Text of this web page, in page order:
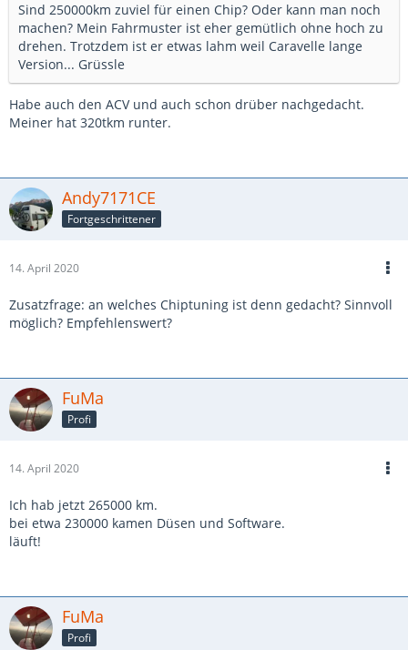
Sind 250000km zuviel für einen Chip? Oder kann man noch
machen? Mein Fahrmuster ist eher gemütlich ohne hoch zu
drehen. Trotzdem ist er etwas lahm weil Caravelle lange
Version... Grüssle
Habe auch den ACV und auch schon drüber nachgedacht.
Meiner hat 320tkm runter.
Andy7171CE
Fortgeschrittener
14. April 2020
Zusatzfrage: an welches Chiptuning ist denn gedacht? Sinnvoll
möglich? Empfehlenswert?
FuMa
Profi
14. April 2020
Ich hab jetzt 265000 km.
bei etwa 230000 kamen Düsen und Software.
läuft!
FuMa
Profi